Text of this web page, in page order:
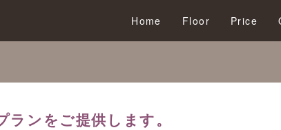
Home Floor Price
ンをご提供します。